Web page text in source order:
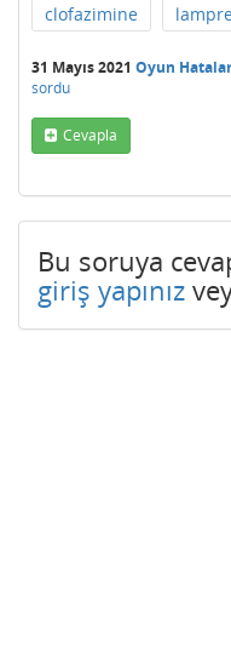
clofazimine
31 Mayıs 2021 Oyun
sordu
Cevapla
Bu soruya
giriş yapınız